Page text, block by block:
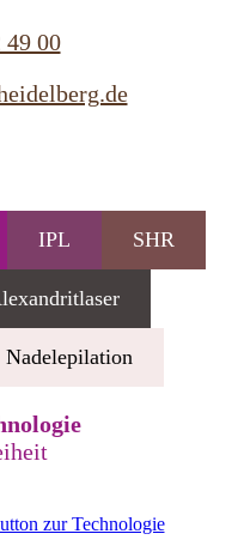
49 00
IPL SHR
Nadelepilation